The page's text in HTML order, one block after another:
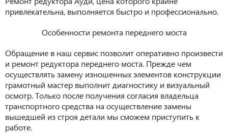
привлекательна, выполняется быстро и профессионально.
Особенности ремонта переднего моста
Обращение в наш сервис позволит оперативно произвести
и ремонт редуктора переднего моста. Прежде чем
осуществлять замену изношенных элементов конструкции
грамотный мастер выполнит диагностику и визуальный
осмотр. Только после получения согласия владельца
транспортного средства на осуществление замены
вышедшей из строя детали мы сможем приступить к
работе.